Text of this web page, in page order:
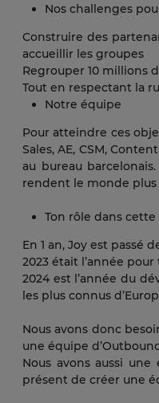
Nos challenges
Construire des
accueillir les groupes
Regrouper 10 millions
Tout en respectant la
Notre équipe
Pour atteindre ces
Sales, AE, CSM,
au bureau
rendent le monde plus
Ton rôle dans cette
En 1 an, Joy est passé
2023 était l’année
2024 est l’année du
les plus connus
Nous avons donc
une équipe
Nous avons aussi
présent de créer une